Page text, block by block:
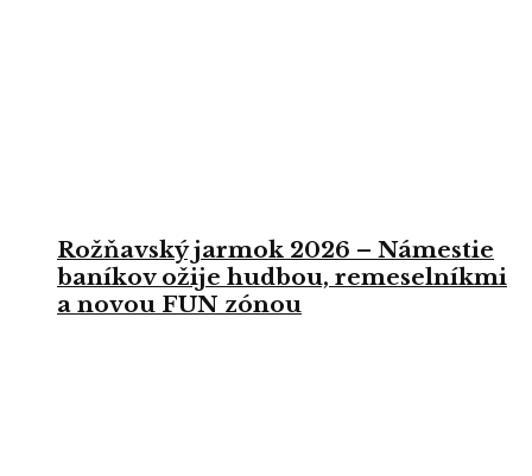
Rožňavský jarmok 2026 – Námestie
baníkov ožije hudbou, remeselníkmi
a novou FUN zónou